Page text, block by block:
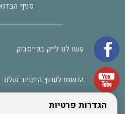
הגדרות פרטיות
סניף
עשו לנו לייק בפייסבוק
הרשמו לערוץ היוטיוב שלנו